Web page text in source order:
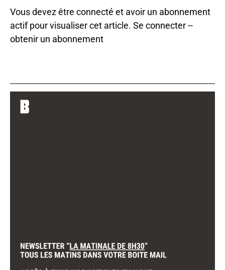
Vous devez être connecté et avoir un abonnement
actif pour visualiser cet article. Se connecter--
obtenir un abonnement